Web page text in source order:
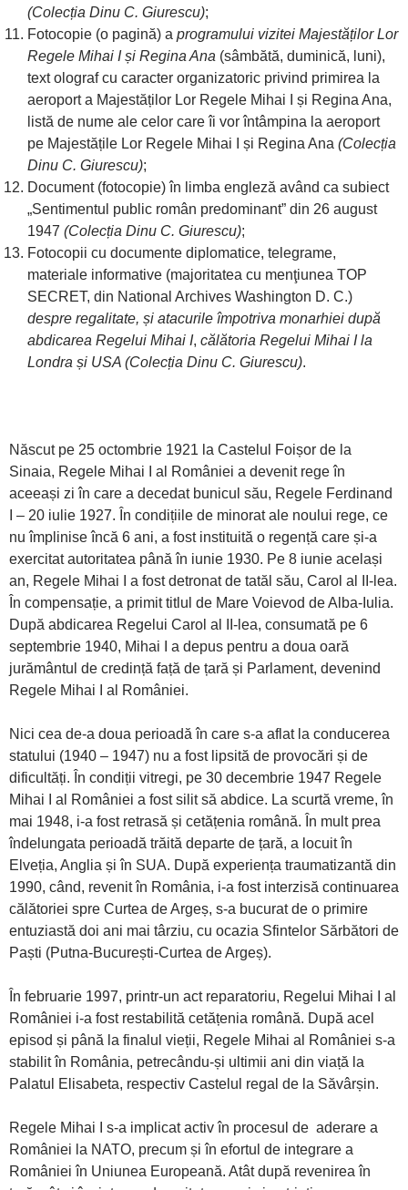
(Colecția Dinu C. Giurescu);
Fotocopie (o pagină) a programului vizitei Majestăților Lor
Regele Mihai I și Regina Ana (sâmbătă, duminică, luni),
text olograf cu caracter organizatoric privind primirea la
aeroport a Majestăților Lor Regele Mihai I și Regina Ana,
listă de nume ale celor care îi vor întâmpina la aeroport
pe Majestățile Lor Regele Mihai I și Regina Ana (Colecția
Dinu C. Giurescu);
Document (fotocopie) în limba engleză având ca subiect
„Sentimentul public român predominant” din 26 august
1947 (Colecția Dinu C. Giurescu);
Fotocopii cu documente diplomatice, telegrame,
materiale informative (majoritatea cu menţiunea TOP
SECRET, din National Archives Washington D. C.)
despre regalitate, și atacurile împotriva monarhiei după
abdicarea Regelui Mihai I, călătoria Regelui Mihai I la
Londra și USA (Colecția Dinu C. Giurescu).
Născut pe 25 octombrie 1921 la Castelul Foișor de la
Sinaia, Regele Mihai I al României a devenit rege în
aceeași zi în care a decedat bunicul său, Regele Ferdinand
I – 20 iulie 1927. În condițiile de minorat ale noului rege, ce
nu împlinise încă 6 ani, a fost instituită o regență care și-a
exercitat autoritatea până în iunie 1930. Pe 8 iunie același
an, Regele Mihai I a fost detronat de tatăl său, Carol al II-lea.
În compensație, a primit titlul de Mare Voievod de Alba-Iulia.
După abdicarea Regelui Carol al II-lea, consumată pe 6
septembrie 1940, Mihai I a depus pentru a doua oară
jurământul de credință față de țară și Parlament, devenind
Regele Mihai I al României.
Nici cea de-a doua perioadă în care s-a aflat la conducerea
statului (1940 – 1947) nu a fost lipsită de provocări și de
dificultăți. În condiții vitregi, pe 30 decembrie 1947 Regele
Mihai I al României a fost silit să abdice. La scurtă vreme, în
mai 1948, i-a fost retrasă și cetățenia română. În mult prea
îndelungata perioadă trăită departe de țară, a locuit în
Elveția, Anglia și în SUA. După experiența traumatizantă din
1990, când, revenit în România, i-a fost interzisă continuarea
călătoriei spre Curtea de Argeș, s-a bucurat de o primire
entuziastă doi ani mai târziu, cu ocazia Sfintelor Sărbători de
Paști (Putna-București-Curtea de Argeș).
În februarie 1997, printr-un act reparatoriu, Regelui Mihai I al
României i-a fost restabilită cetățenia română. După acel
episod și până la finalul vieții, Regele Mihai al României s-a
stabilit în România, petrecându-și ultimii ani din viață la
Palatul Elisabeta, respectiv Castelul regal de la Săvârșin.
Regele Mihai I s-a implicat activ în procesul de aderare a
României la NATO, precum și în efortul de integrare a
României în Uniunea Europeană. Atât după revenirea în